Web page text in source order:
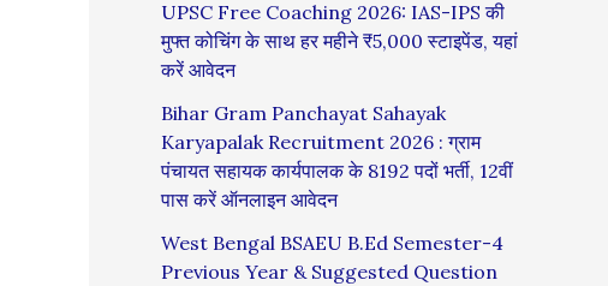
UPSC Free Coaching 2026: IAS-IPS की
मुफ्त कोचिंग के साथ हर महीने ₹5,000 स्टाइपेंड, यहां
करें आवेदन
Bihar Gram Panchayat Sahayak
Karyapalak Recruitment 2026 : ग्राम
पंचायत सहायक कार्यपालक के 8192 पदों भर्ती, 12वीं
पास करें ऑनलाइन आवेदन
West Bengal BSAEU B.Ed Semester-4
Previous Year & Suggested Question